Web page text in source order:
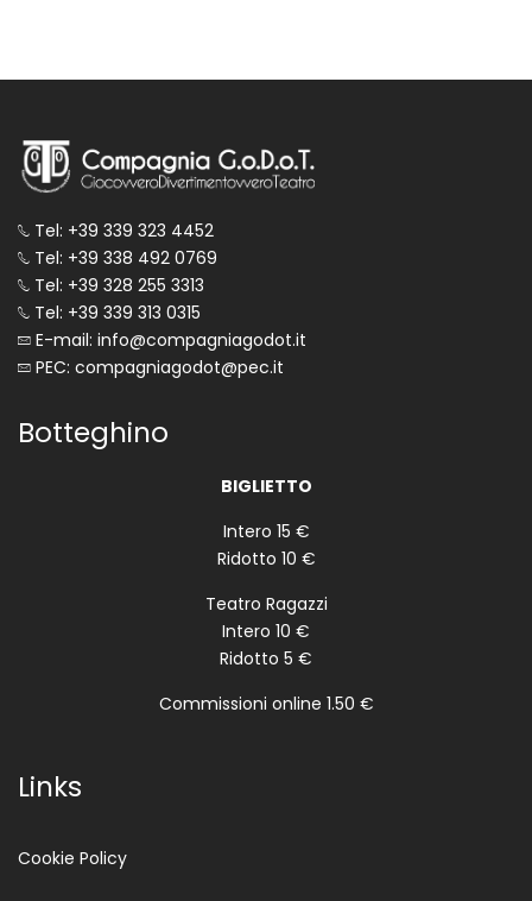
Tel: +39 339 323 4452
Tel: +39 338 492 0769
Tel: +39 328 255 3313
Tel: +39 339 313 0315
E-mail: info@compagniagodot.it
PEC: compagniagodot@pec.it
Botteghino
BIGLIETTO
Intero 15 €
Ridotto 10 €
Teatro Ragazzi
Intero 10 €
Ridotto 5 €
Commissioni online 1.50 €
Links
Cookie Policy